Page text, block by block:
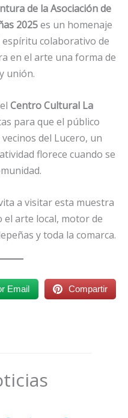
de la Asociación de
2025es un homenaje
espíritu colaborativo de
en el arte una forma de
unión.
Centro Cultural La
para que el público
del Lucero, un
florece cuando se
a visitar esta muestra
el arte local, motor de
y toda la comarca.
Email Compartir